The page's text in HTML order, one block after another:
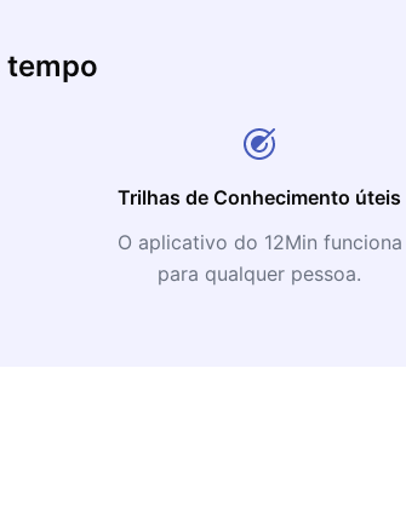
tempo
Trilhas de Conhecimento úteis
O aplicativo do 12Min funciona
para qualquer pessoa.